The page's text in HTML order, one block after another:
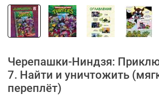
Черепашки-Ниндзя:
7. Найти и уничтожить
переплёт)